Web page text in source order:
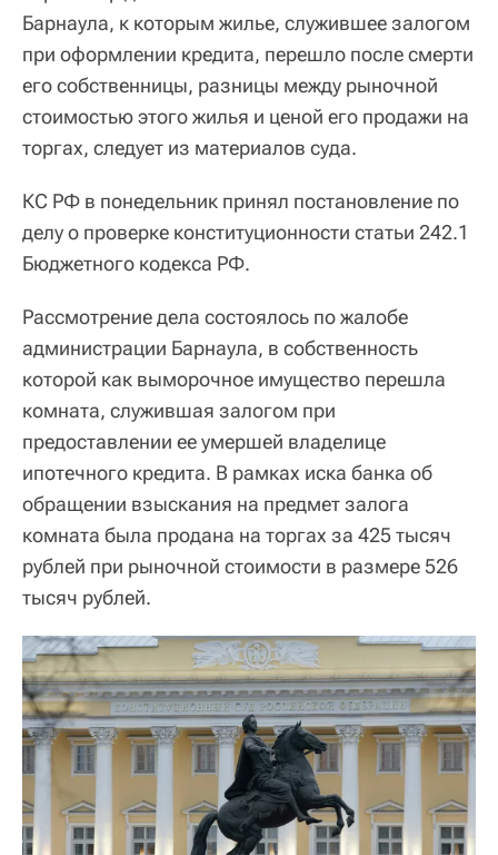
Барнаула, к которым жилье, служившее залогом
при оформлении кредита, перешло после смерти
его собственницы, разницы между рыночной
стоимостью этого жилья и ценой его продажи на
торгах, следует из материалов суда.
КС РФ в понедельник принял постановление по
делу о проверке конституционности статьи 242.1
Бюджетного кодекса РФ.
Рассмотрение дела состоялось по жалобе
администрации Барнаула, в собственность
которой как выморочное имущество перешла
комната, служившая залогом при
предоставлении ее умершей владелице
ипотечного кредита. В рамках иска банка об
обращении взыскания на предмет залога
комната была продана на торгах за 425 тысяч
рублей при рыночной стоимости в размере 526
тысяч рублей.